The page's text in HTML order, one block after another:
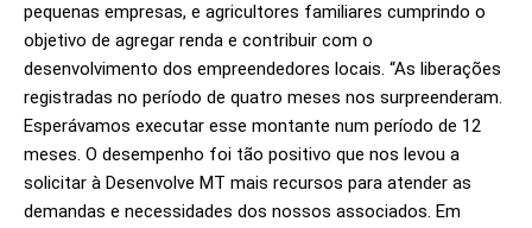
pequenas empresas, e agricultores familiares cumprindo o
objetivo de agregar renda e contribuir com o
desenvolvimento dos empreendedores locais. “As liberações
registradas no período de quatro meses nos surpreenderam.
Esperávamos executar esse montante num período de 12
meses. O desempenho foi tão positivo que nos levou a
solicitar à Desenvolve MT mais recursos para atender as
demandas e necessidades dos nossos associados. Em